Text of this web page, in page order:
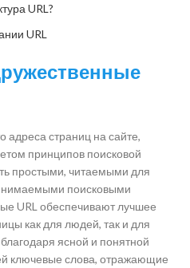
URL?
URL
адреса страниц на сайте,
принципов поисковой
простыми, читаемыми для
поисковыми
URL обеспечивают лучшее
как для людей, так и для
ясной и понятной
ключевые слова, отражающие